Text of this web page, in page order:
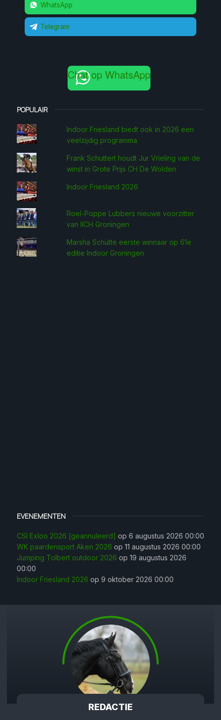
REDACTIE
WhatsApp
Telegram
Chat op WhatsApp
POPULAIR
Indoor Friesland biedt ook in 2026 een
veelzijdig programma
Frank Schuttert houdt Jur Vrieling van de
winst in Grote Prijs CH De Wolden
Indoor Friesland 2026
Roel-Poppe Lubbers nieuwe voorzitter
van IICH Groningen
Marsha Schütte eerste win­naar op 61e
editie Indoor Groningen
EVENEMENTEN
CSI Exloo 2026 [geannuleerd] op 6 augustus 2026 00:00
WK paardensport Aken 2026 op 11 augustus 2026 00:00
Jumping Tolbert outdoor 2026 op 19 augustus 2026
00:00
Indoor Friesland 2026 op 9 oktober 2026 00:00